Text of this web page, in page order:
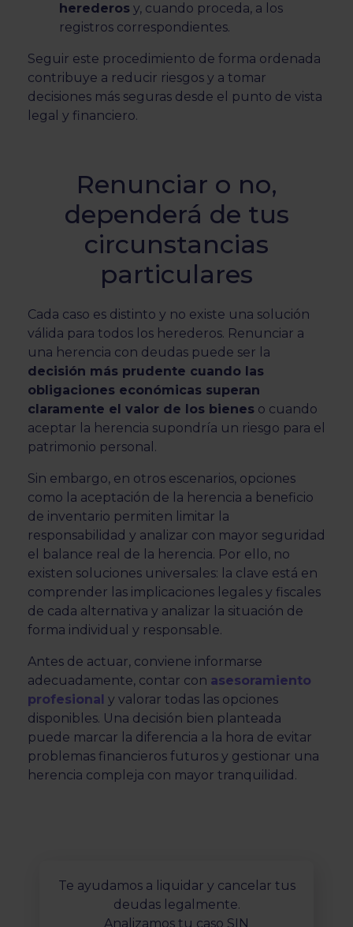
herederos y, cuando proceda, a los
registros correspondientes.
Seguir este procedimiento de forma ordenada
contribuye a reducir riesgos y a tomar
decisiones más seguras desde el punto de vista
legal y financiero.
Renunciar o no,
dependerá de tus
circunstancias
particulares
Cada caso es distinto y no existe una solución
válida para todos los herederos. Renunciar a
una herencia con deudas puede ser la
decisión más prudente cuando las
obligaciones económicas superan
claramente el valor de los bienes o cuando
aceptar la herencia supondría un riesgo para el
patrimonio personal.
Sin embargo, en otros escenarios, opciones
como la aceptación de la herencia a beneficio
de inventario permiten limitar la
responsabilidad y analizar con mayor seguridad
el balance real de la herencia. Por ello, no
existen soluciones universales: la clave está en
comprender las implicaciones legales y fiscales
de cada alternativa y analizar la situación de
forma individual y responsable.
Antes de actuar, conviene informarse
adecuadamente, contar con asesoramiento
profesional y valorar todas las opciones
disponibles. Una decisión bien planteada
puede marcar la diferencia a la hora de evitar
problemas financieros futuros y gestionar una
herencia compleja con mayor tranquilidad.
Te ayudamos a liquidar y cancelar tus
deudas legalmente.
Analizamos tu caso SIN